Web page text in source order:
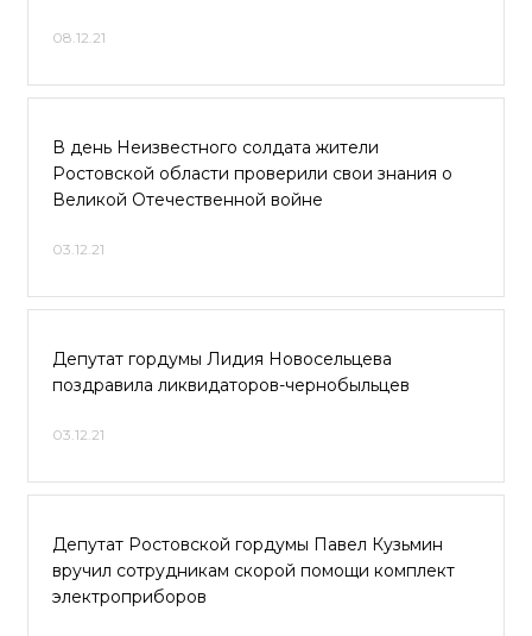
08.12.21
В день Неизвестного солдата жители
Ростовской области проверили свои знания о
Великой Отечественной войне
03.12.21
Депутат гордумы Лидия Новосельцева
поздравила ликвидаторов-чернобыльцев
03.12.21
Депутат Ростовской гордумы Павел Кузьмин
вручил сотрудникам скорой помощи комплект
электроприборов